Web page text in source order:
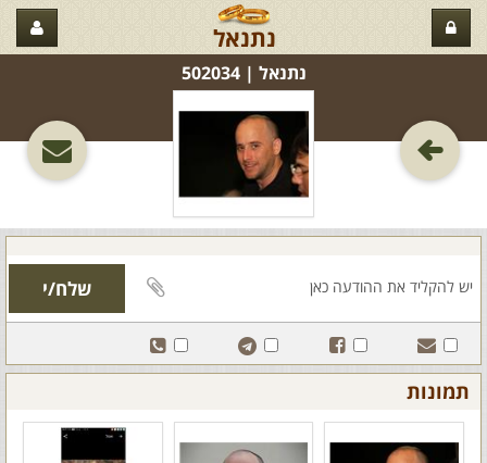
נתנאל
נתנאל‏ | 502034
תמונות